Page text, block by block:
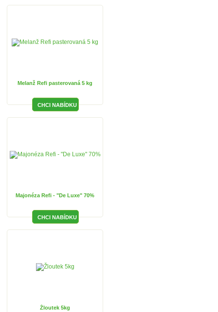
Melanž Refi pasterovaná 5 kg
Majonéza Refi - "De Luxe" 70%
Žloutek 5kg